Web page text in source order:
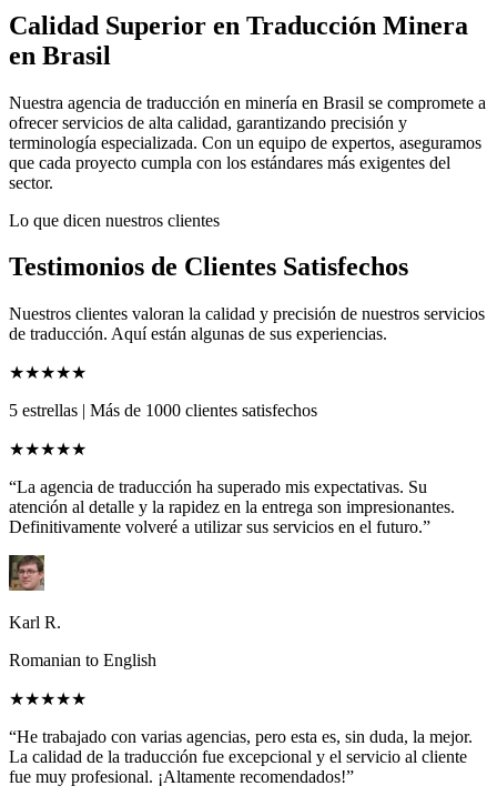
Calidad Superior en Traducción Minera
en Brasil
Nuestra agencia de traducción en minería en Brasil se compromete a
ofrecer servicios de alta calidad, garantizando precisión y
terminología especializada. Con un equipo de expertos, aseguramos
que cada proyecto cumpla con los estándares más exigentes del
sector.
Lo que dicen nuestros clientes
Testimonios de Clientes Satisfechos
Nuestros clientes valoran la calidad y precisión de nuestros servicios
de traducción. Aquí están algunas de sus experiencias.
★★★★★
5 estrellas | Más de 1000 clientes satisfechos
★★★★★
“La agencia de traducción ha superado mis expectativas. Su
atención al detalle y la rapidez en la entrega son impresionantes.
Definitivamente volveré a utilizar sus servicios en el futuro.”
Karl R.
Romanian to English
★★★★★
“He trabajado con varias agencias, pero esta es, sin duda, la mejor.
La calidad de la traducción fue excepcional y el servicio al cliente
fue muy profesional. ¡Altamente recomendados!”